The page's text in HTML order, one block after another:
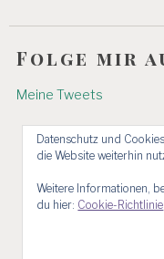
Folge mir
Meine Tweets
Datenschutz und
die Website weiterhin
Weitere Informationen,
du hier: Cookie-Richtlinie